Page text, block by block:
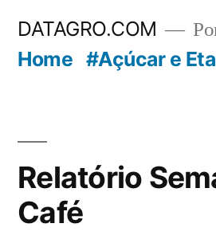
DATAGRO.COM
Home #Açúcar e
Relatório
Café